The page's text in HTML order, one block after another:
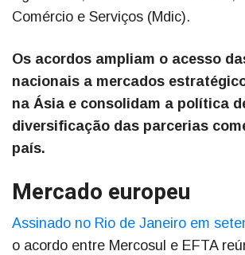
Comércio e Serviços (Mdic).
Os acordos ampliam o acesso
nacionais a mercados
na Ásia e consolidam a política
diversificação das parcerias
país.
Mercado europeu
Assinado no Rio de Janeiro em
o acordo entre Mercosul e EFTA